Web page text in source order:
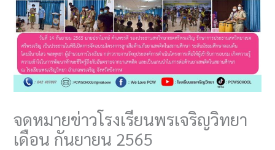
จดหมายข่าวโรงเรียนพรเจริญวิทยา
เดือน กันยายน 2565